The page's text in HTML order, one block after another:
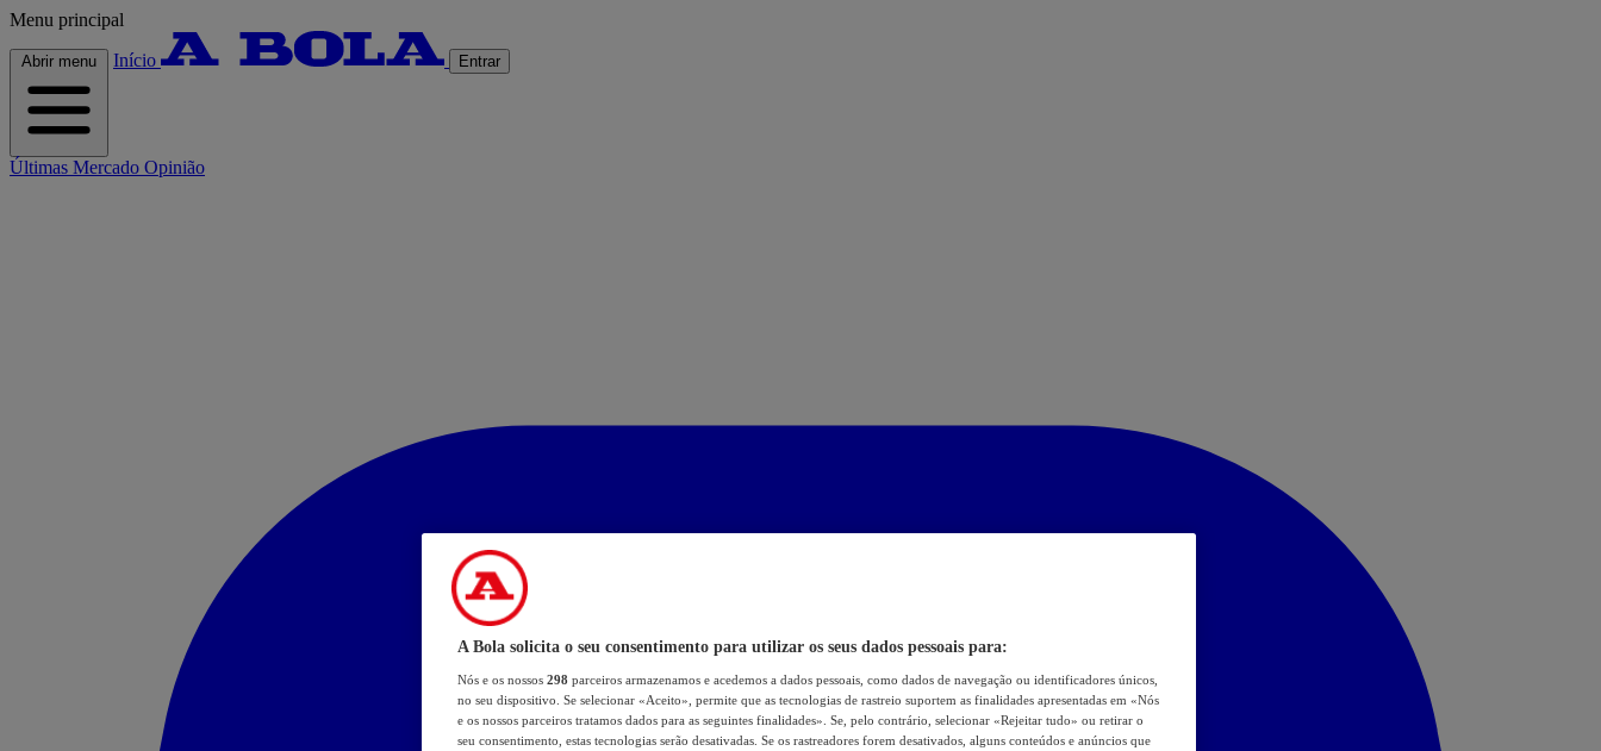
Menu principal
Abrir menu Início Entrar
Últimas Mercado Opinião
A Bola solicita o seu consentimento para utilizar os seus dados pessoais para:
Nós e os nossos 298 parceiros armazenamos e acedemos a dados pessoais, como dados de navegação ou identificadores únicos,
no seu dispositivo. Se selecionar «Aceito», permite que as tecnologias de rastreio suportem as finalidades apresentadas em «Nós
e os nossos parceiros tratamos dados para as seguintes finalidades». Se, pelo contrário, selecionar «Rejeitar tudo» ou retirar o
seu consentimento, estas tecnologias serão desativadas. Se os rastreadores forem desativados, alguns conteúdos e anúncios que